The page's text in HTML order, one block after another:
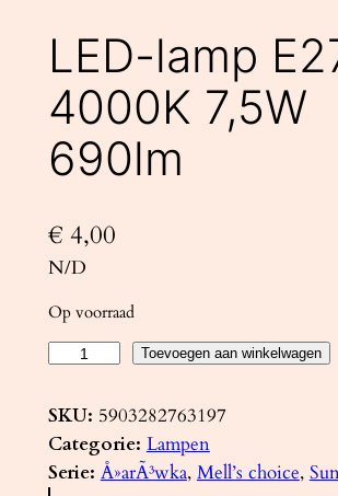
LED-lamp
4000K 7,5W
690lm
€ 4,00
N/D
Op voorraad
D
-
l
Toevoegen aan winkelwagen
SKU: 5903282763197
Categorie: Lampen
Serie: Å»arÃ³wka, Mell’s choice,